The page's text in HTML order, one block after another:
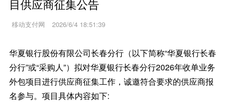
目供应商征集公告
移动支付网 2026/6/4 18:51:39
华夏银行股份有限公司长春分行（以下简称“华夏银行长春
分行”或“采购人”）拟对华夏银行长春分行2026年收单业务
外包项目进行供应商征集工作，诚邀符合要求的供应商报
名参与。项目具体内容如下: